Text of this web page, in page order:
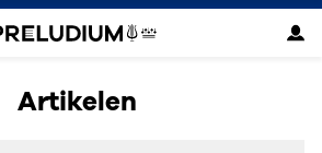
Artikelen